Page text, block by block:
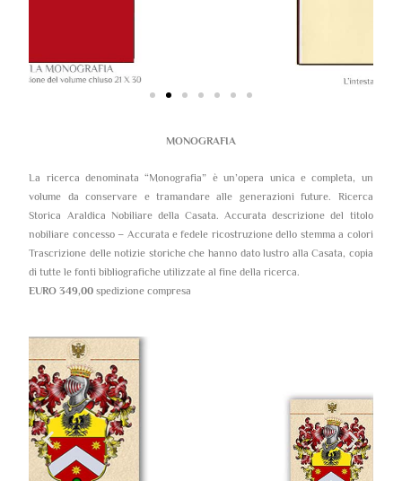
MONOGRAFIA
La ricerca denominata “Monografia” è un’opera unica e completa, un
volume da conservare e tramandare alle generazioni future. Ricerca
Storica Araldica Nobiliare della Casata. Accurata descrizione del titolo
nobiliare concesso – Accurata e fedele ricostruzione dello stemma a colori
Trascrizione delle notizie storiche che hanno dato lustro alla Casata, copia
di tutte le fonti bibliografiche utilizzate al fine della ricerca.
EURO 349,00 spedizione compresa